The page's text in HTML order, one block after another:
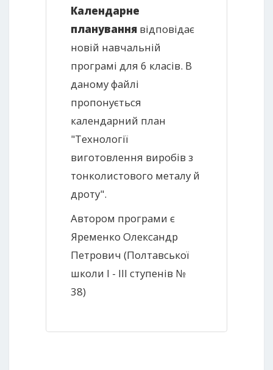
Календарне
планування відповідає
новій навчальній
програмі для 6 класів. В
даному файлі
пропонується
календарний план
"Технології
виготовлення виробів з
тонколистового металу й
дроту".
Автором програми є
Яременко Олександр
Петрович (Полтавської
школи І - ІІІ ступенів №
38)